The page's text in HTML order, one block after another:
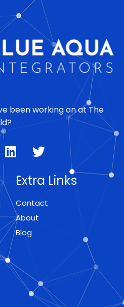
been working on at The
Extra Links
Contact
About
Blog